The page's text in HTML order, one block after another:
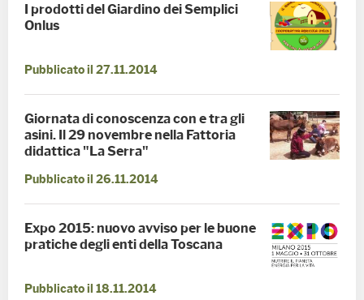
I prodotti del Giardino dei Semplici
Onlus
Pubblicato il 27.11.2014
Giornata di conoscenza con e tra gli
asini. Il 29 novembre nella Fattoria
didattica "La Serra"
Pubblicato il 26.11.2014
Expo 2015: nuovo avviso per le buone
pratiche degli enti della Toscana
Pubblicato il 18.11.2014